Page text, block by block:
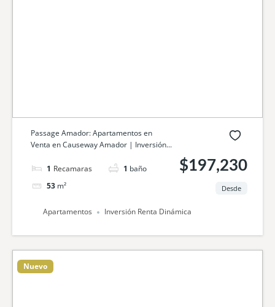
Passage Amador: Apartamentos en
Venta en Causeway Amador | Inversión...
1 cama 1 baño
53 m²
$197,230
Desde
Apartamentos Inversión Renta Dinámica
Nuevo